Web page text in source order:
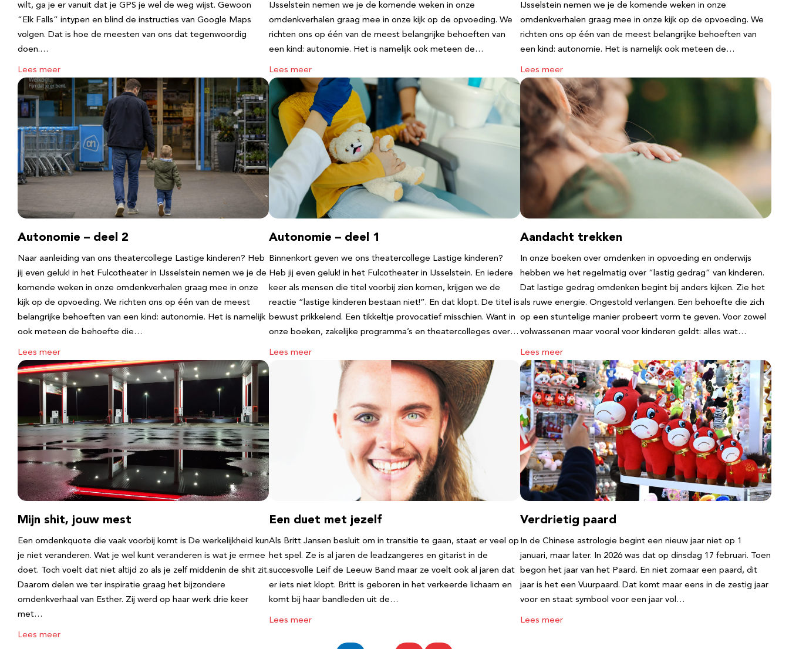
wilt, ga je er vanuit dat je GPS je wel de weg wijst. Gewoon
“Elk Falls” intypen en blind de instructies van Google Maps
volgen. Dat is hoe de meesten van ons dat tegenwoordig
doen.…
Lees meer
IJsselstein nemen we je de komende weken in onze
omdenkverhalen graag mee in onze kijk op de opvoeding. We
richten ons op één van de meest belangrijke behoeften van
een kind: autonomie. Het is namelijk ook meteen de…
Lees meer
IJsselstein nemen we je de komende weken in onze
omdenkverhalen graag mee in onze kijk op de opvoeding. We
richten ons op één van de meest belangrijke behoeften van
een kind: autonomie. Het is namelijk ook meteen de…
Lees meer
Autonomie – deel 2
Naar aanleiding van ons theatercollege Lastige kinderen? Heb
jij even geluk! in het Fulcotheater in IJsselstein nemen we je de
komende weken in onze omdenkverhalen graag mee in onze
kijk op de opvoeding. We richten ons op één van de meest
belangrijke behoeften van een kind: autonomie. Het is namelijk
ook meteen de behoefte die…
Lees meer
Autonomie – deel 1
Binnenkort geven we ons theatercollege Lastige kinderen?
Heb jij even geluk! in het Fulcotheater in IJsselstein. En iedere
keer als mensen die titel voorbij zien komen, krijgen we de
reactie “lastige kinderen bestaan niet!”. En dat klopt. De titel is
bewust prikkelend. Een tikkeltje provocatief misschien. Want in
onze boeken, zakelijke programma’s en theatercolleges over…
Lees meer
Aandacht trekken
In onze boeken over omdenken in opvoeding en onderwijs
hebben we het regelmatig over “lastig gedrag” van kinderen.
Dat lastige gedrag omdenken begint bij anders kijken. Zie het
als ruwe energie. Ongestold verlangen. Een behoefte die zich
op een stuntelige manier probeert vorm te geven. Voor zowel
volwassenen maar vooral voor kinderen geldt: alles wat…
Lees meer
Mijn shit, jouw mest
Een omdenkquote die vaak voorbij komt is De werkelijkheid kun
je niet veranderen. Wat je wel kunt veranderen is wat je ermee
doet. Toch voelt dat niet altijd zo als je zelf middenin de shit zit.
Daarom delen we ter inspiratie graag het bijzondere
omdenkverhaal van Esther. Zij werd op haar werk drie keer
met…
Lees meer
Een duet met jezelf
Als Britt Jansen besluit om in transitie te gaan, staat er veel op
het spel. Ze is al jaren de leadzangeres en gitarist in de
succesvolle Leif de Leeuw Band maar ze voelt ook al jaren dat
er iets niet klopt. Britt is geboren in het verkeerde lichaam en
komt bij haar bandleden uit de…
Lees meer
Verdrietig paard
In de Chinese astrologie begint een nieuw jaar niet op 1
januari, maar later. In 2026 was dat op dinsdag 17 februari. Toen
begon het jaar van het Paard. En niet zomaar een paard, dit
jaar is het een Vuurpaard. Dat komt maar eens in de zestig jaar
voor en staat symbool voor een jaar vol…
Lees meer